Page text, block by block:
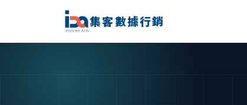
集客數據行銷